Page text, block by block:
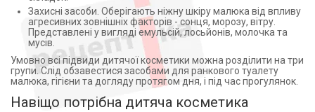
Захисні засоби. Оберігають ніжну шкіру малюка від впливу
агресивних зовнішніх факторів - сонця, морозу, вітру.
Представлені у вигляді емульсій, лосьйонів, молочка та
мусів.
Умовно всі підвиди дитячої косметики можна розділити на три
групи. Слід обзавестися засобами для ранкового туалету
малюка, гігієни та догляду протягом дня, і під час прогулянок.
Навіщо потрібна дитяча косметика